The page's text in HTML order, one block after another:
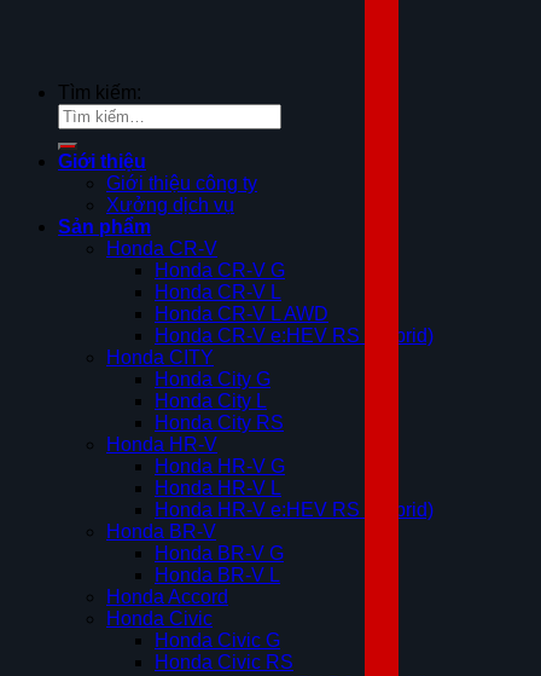
Tìm kiếm:
Giới thiệu
Giới thiệu công ty
Xưởng dịch vụ
Sản phẩm
Honda CR-V
Honda CR-V G
Honda CR-V L
Honda CR-V L AWD
Honda CR-V e:HEV RS (Hybrid)
Honda CITY
Honda City G
Honda City L
Honda City RS
Honda HR-V
Honda HR-V G
Honda HR-V L
Honda HR-V e:HEV RS (Hybrid)
Honda BR-V
Honda BR-V G
Honda BR-V L
Honda Accord
Honda Civic
Honda Civic G
Honda Civic RS